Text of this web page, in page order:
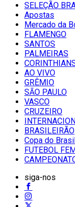
SELEÇÃO
Apostas
Mercado da
FLAMENGO
SANTOS
PALMEIRAS
AO VIVO
GRÊMIO
SĀO PAULO
VASCO
CRUZEIRO
BRASILEIRÃO
Copa do
FUTEBOL
siga-nos